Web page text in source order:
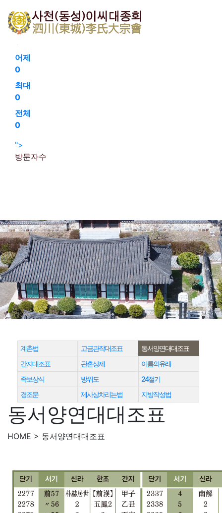
로그인
오늘
어제
0
최대
0
전체
0
">
방문자수
계촌법 고금관작대조표
동서양연대대조표
간지대조표
관혼상제
이름의유래
족보상식
방위도
24절기
경조문
제사상차리는법 지방작성법
동서양연대대조표
HOME > 동서양연대대조표